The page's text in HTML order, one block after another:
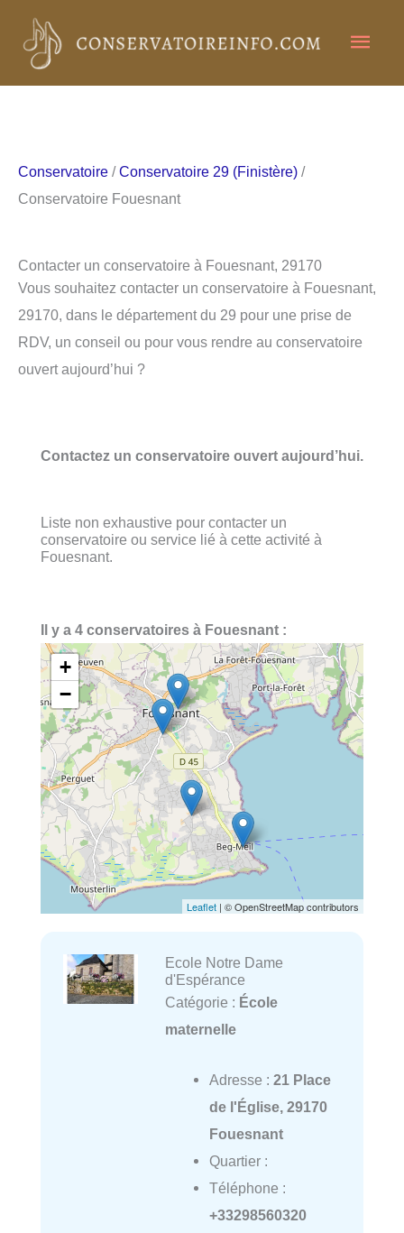
contenu
Conservatoire /Conservatoire 29 (Finistère) /
Conservatoire Fouesnant
Contacter un conservatoire à Fouesnant, 29170
Vous souhaitez contacter un conservatoire à Fouesnant,
29170, dans le département du 29 pour une prise de
RDV, un conseil ou pour vous rendre au conservatoire
ouvert aujourd’hui ?
Contactez un conservatoire ouvert aujourd’hui.
Liste non exhaustive pour contacter un
conservatoire ou service lié à cette activité à
Fouesnant.
Il y a 4 conservatoires à Fouesnant :
+
−
Leaflet | © OpenStreetMap contributors
Ecole Notre Dame
d'Espérance
Catégorie : École
maternelle
Adresse : 21 Place
de l'Église, 29170
Fouesnant
Quartier :
Téléphone :
+33298560320